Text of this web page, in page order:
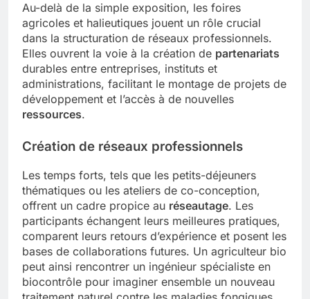
Au-delà de la simple exposition, les foires
agricoles et halieutiques jouent un rôle crucial
dans la structuration de réseaux professionnels.
Elles ouvrent la voie à la création de partenariats
durables entre entreprises, instituts et
administrations, facilitant le montage de projets de
développement et l’accès à de nouvelles
ressources.
Création de réseaux professionnels
Les temps forts, tels que les petits-déjeuners
thématiques ou les ateliers de co-conception,
offrent un cadre propice au réseautage. Les
participants échangent leurs meilleures pratiques,
comparent leurs retours d’expérience et posent les
bases de collaborations futures. Un agriculteur bio
peut ainsi rencontrer un ingénieur spécialiste en
biocontrôle pour imaginer ensemble un nouveau